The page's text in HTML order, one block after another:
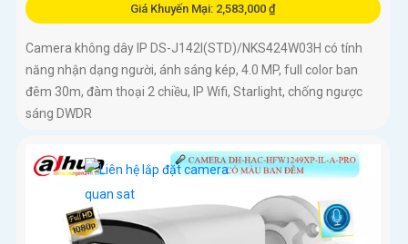
Giá Khuyến Mại: 2,583,000 ₫
Camera không dây IP DS-J142I(STD)/NKS424W03H có tính
năng nhận dạng người, ánh sáng kép, 4.0 MP, full color ban
đêm 30m, đàm thoại 2 chiều, IP Wifi, Starlight, chống ngược
sáng DWDR